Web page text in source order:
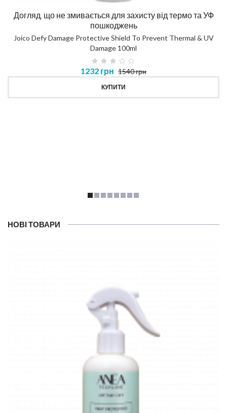
Догляд, що не змивається для захисту від термо та УФ
пошкоджень
Joico Defy Damage Protective Shield To Prevent Thermal & UV
Damage 100ml
1232 грн 1540 грн
КУПИТИ
НОВІ ТОВАРИ